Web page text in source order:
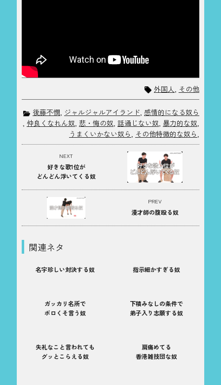
外国人 その他
後藤不憫, ジャルジャルアイランド, 感情的になる奴ら
, 仲良くなれん奴, 悲・悔の奴, 話通じない奴, 暴力的な奴,
うまくいかない奴ら, その他特徴的な奴ら,
PREV
漫才師の腹殴る奴
NEXT
好きな歌1位が
どんどん浮いてくる奴
関連ネタ
名字珍しい対決する奴 指示細かすぎる奴
ガッカリ名所で
ボロくそ言う奴
下積みなしの条件で
弟子入り志願する奴
失礼なこと言われても
グッとこらえる奴
肩痛めてる
香港雑技団な奴